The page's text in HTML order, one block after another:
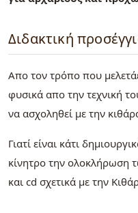
Διδακτική
Απο τον τρόπο που
φυσικά απο την τεχνική
να ασχοληθεί με την
Γιατί είναι κάτι
κίνητρο την ολοκλήρωση
και cd σχετικά με την